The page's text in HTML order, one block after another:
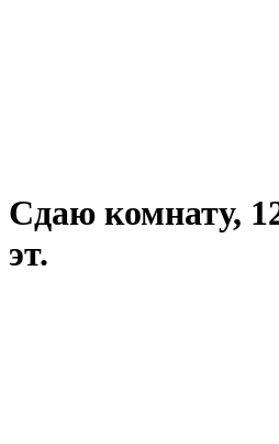
Сдаю комнату,
эт.